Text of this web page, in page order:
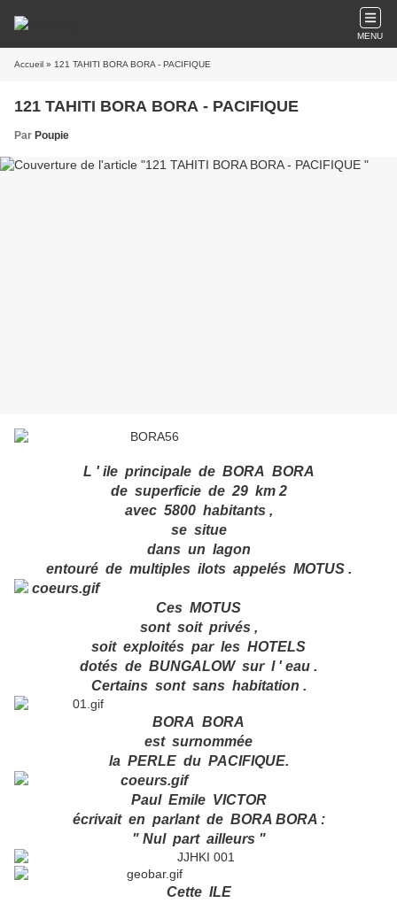
MENU
Accueil » 121 TAHITI BORA BORA - PACIFIQUE
121 TAHITI BORA BORA - PACIFIQUE
Par Poupie
L ' ile principale de BORA BORA
de superficie de 29 km 2
avec 5800 habitants ,
se situe
dans un lagon
entouré de multiples ilots appelés MOTUS .
Ces MOTUS
sont soit privés ,
soit exploités par les HOTELS
dotés de BUNGALOW sur l ' eau .
Certains sont sans habitation .
BORA BORA
est surnommée
la PERLE du PACIFIQUE.
Paul Emile VICTOR
écrivait en parlant de BORA BORA :
" Nul part ailleurs "
Cette ILE